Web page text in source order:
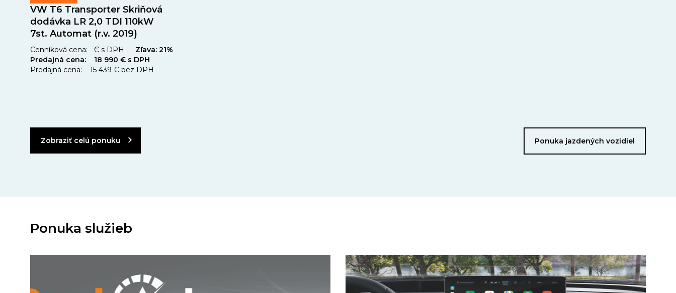
VW T6 Transporter Skriňová
dodávka LR 2,0 TDI 110kW
7st. Automat (r.v. 2019)
Zľava: 21%
Cenníková cena: € s DPH
Predajná cena: 18 990 € s DPH
Predajná cena: 15 439 € bez DPH
Zobraziť celú ponuku Ponuka jazdených vozidiel
Ponuka služieb